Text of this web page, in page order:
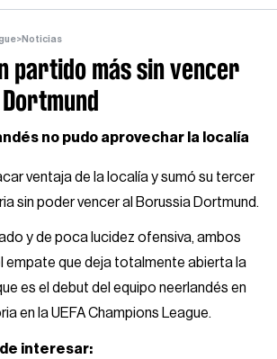
>Noticias
partido más sin vencer
no pudo aprovechar la localía
ventaja de la localía y sumó su tercer
sin poder vencer al Borussia Dortmund.
y de poca lucidez ofensiva, ambos
empate que deja totalmente abierta la
es el debut del equipo neerlandés en
en la UEFA Champions League.
interesar: